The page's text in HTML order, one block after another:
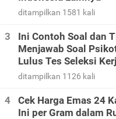
ditampilkan 1581 kali
Ini Contoh Soal dan
Menjawab Soal
Lulus Tes Seleksi
ditampilkan 1126 kali
Cek Harga Emas 24
Ini per Gram dalam